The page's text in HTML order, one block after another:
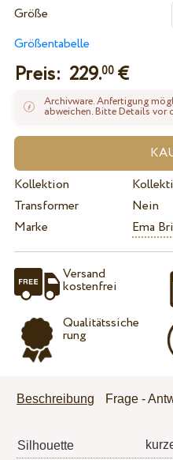
Größe
Größentabelle
Preis: 229.00€
Archivware. Anfertigung
abweichen. Bitte Details vor
Kollektion
Transformer
Nein
Marke
Ema
Versand
kostenfrei
Qualitätssiche
rung
Beschreibung Frage -
Silhouette